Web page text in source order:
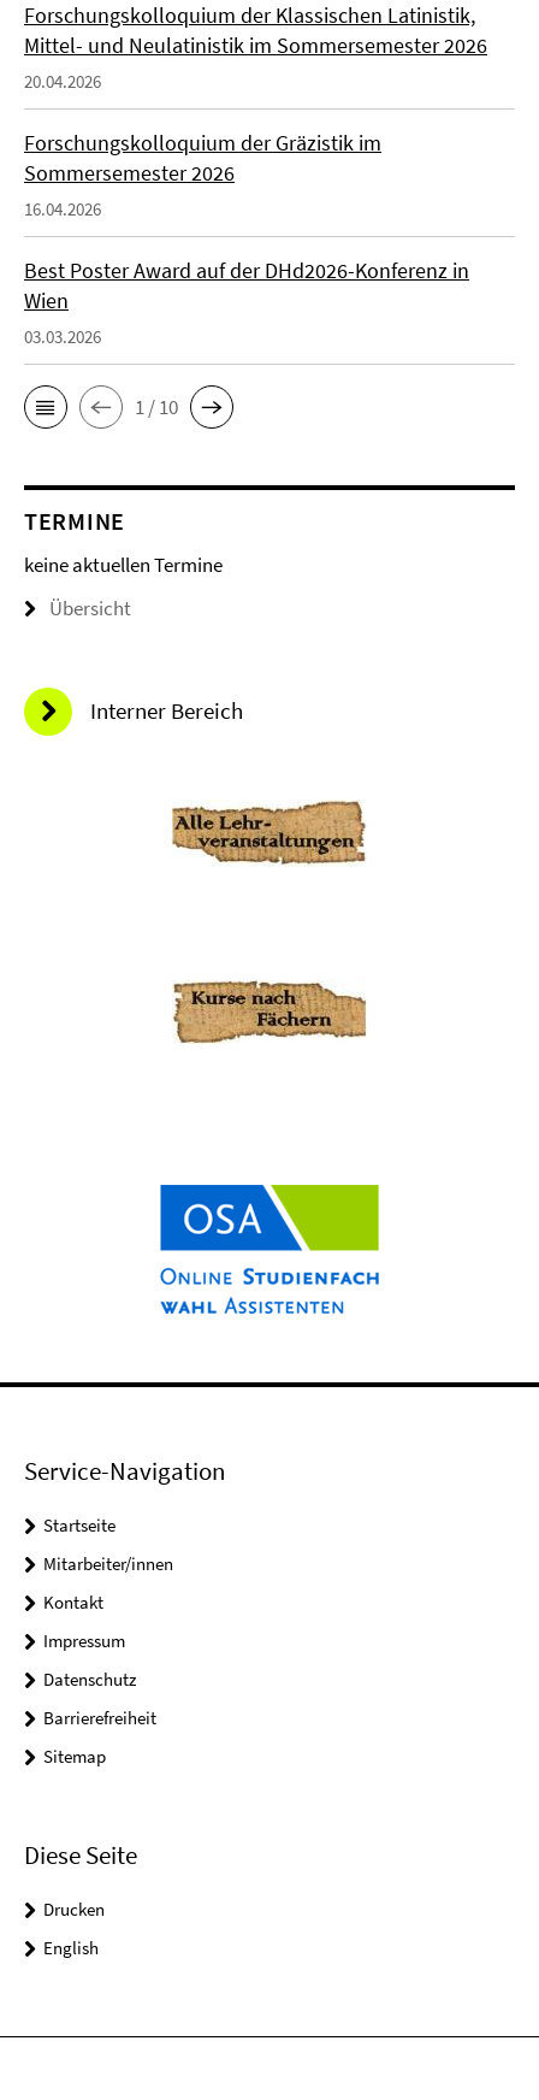
Forschungskolloquium der Klassischen Latinistik,
Mittel- und Neulatinistik im Sommersemester 2026
20.04.2026
Forschungskolloquium der Gräzistik im
Sommersemester 2026
16.04.2026
Best Poster Award auf der DHd2026-Konferenz in
Wien
03.03.2026
1 / 10
TERMINE
keine aktuellen Termine
Übersicht
Interner Bereich
Service-Navigation
Startseite
Mitarbeiter/innen
Kontakt
Impressum
Datenschutz
Barrierefreiheit
Sitemap
Diese Seite
Drucken
English